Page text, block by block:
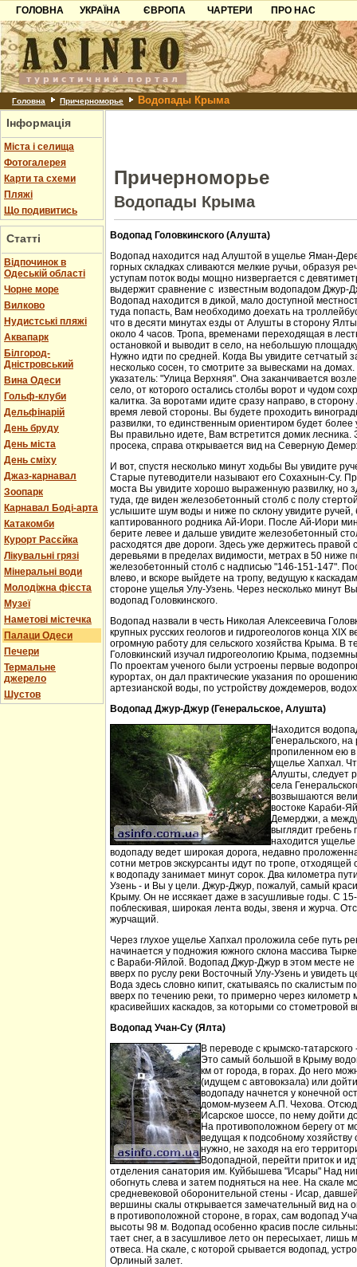
ГОЛОВНА
УКРАЇНА
Карпати
Азов
Причорноморря
Шацьк
ЄВРОПА
Чорногорія
Хорватія
Болгарія
Албанія
ЧАРТЕРИ
ПРО НАС
Контакти
Партнерам
Додати готель
Головна Причерноморье Водопады Крыма
Інформація
Міста і селища
Фотогалерея
Карти та схеми
Пляжі
Що подивитись
Статті
Відпочинок в
Одеській області
Чорне море
Вилково
Нудистські пляжі
Аквапарк
Білгород-
Дністровський
Вина Одеси
Гольф-клуби
Дельфінарій
День бруду
День міста
День сміху
Джаз-карнавал
Зоопарк
Карнавал Боді-арта
Катакомби
Курорт Расєйка
Лікувальні грязі
Мінеральні води
Молодіжна фієста
Музеї
Наметові містечка
Палаци Одеси
Печери
Термальне
джерело
Шустов
Причерноморье
Водопады Крыма
Водопад Головкинского (Алушта)
Водопад находится над Алуштой в ущелье Яман-
горных складках сливаются мелкие ручьи, образуя
уступам поток воды мощно низвергается с
выдержит сравнение с известным водопадом Джур-
Водопад находится в дикой, мало доступной
туда попасть, Вам необходимо доехать на
что в десяти минутах езды от Алушты в сторону
около 4 часов. Тропа, временами переходящая в
остановкой и выводит в село, на небольшую
Нужно идти по средней. Когда Вы увидите сетчатый
несколько сосен, то смотрите за вывесками на
указатель: "Улица Верхняя". Она заканчивается
село, от которого остались столбы ворот и чудом
калитка. За воротами идите сразу направо, в
время левой стороны. Вы будете проходить
развилки, то единственным ориентиром будет более
Вы правильно идете, Вам встретится домик лесника.
просека, справа открывается вид на Северную
И вот, спустя несколько минут ходьбы Вы увидите
Старые путеводители называют его Сохахнын-Су.
моста Вы увидите хорошо выраженную развилку, но
туда, где виден железобетонный столб с полу
услышите шум воды и ниже по склону увидите
каптированного родника Ай-Иори. После Ай-Иори
берите левее и дальше увидите железобетонный
расходятся две дороги. Здесь уже держитесь правой
деревьями в пределах видимости, метрах в 50 ниже
железобетонный столб с надписью "146-151-147".
влево, и вскоре выйдете на тропу, ведущую к
стороне ущелья Улу-Узень. Через несколько минут
водопад Головкинского.
Водопад назвали в честь Николая Алексеевича
крупных русских геологов и гидрогеологов конца XIX
огромную работу для сельского хозяйства Крыма. В
Головкинский изучал гидрогеологию Крыма,
По проектам ученого были устроены первые
курортах, он дал практические указания по
артезианской воды, по устройству дождемеров,
Водопад Джур-Джур (Генеральское, Алушта)
Находится
Генеральского,
пропиленном ею в
ущелье Хапхал.
Алушты, следует
села
возвышаются
востоке Караби-
Демерджи, а
выглядит гребень
находится
водопаду ведет широкая дорога, недавно
сотни метров экскурсанты идут по тропе, отходящей
к водопаду занимает минут сорок. Два километра
Узень - и Вы у цели. Джур-Джур, пожалуй, самый
Крыму. Он не иссякает даже в засушливые годы. С
поблескивая, широкая лента воды, звеня и журча.
журчащий.
Через глухое ущелье Хапхал проложила себе путь
начинается у подножия южного склона массива
с Вараби-Яйлой. Водопад Джур-Джур в этом месте
вверх по руслу реки Восточный Улу-Узень и увидеть
Вода здесь словно кипит, скатываясь по скалистым
вверх по течению реки, то примерно через километр
красивейших каскадов, за которыми со стометровой
Водопад Учан-Су (Ялта)
В переводе с крымско-
Это самый большой в Крыму
км от города, в горах. До него
(идущем с автовокзала) или
водопаду начнется у конечной
домом-музеем А.П. Чехова.
Исарское шоссе, по нему дойти
На противоположном берегу от
ведущая к подсобному
нужно, не заходя на его
Водопадной, перейти приток и
отделения санатория им. Куйбышева "Исары" Над
обогнуть слева и затем подняться на нее. На скале
средневековой оборонительной стены - Исар,
вершины скалы открывается замечательный вид на
в противоположной стороне, в горах, сам водопад
высоты 98 м. Водопад особенно красив после
тает снег, а в засушливое лето он пересыхает, лишь
отвеса. На скале, с которой срывается водопад,
Орлиный залет.